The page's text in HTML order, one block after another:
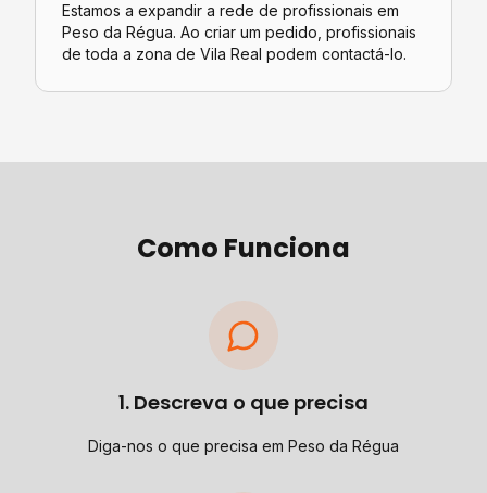
Estamos a expandir a rede de profissionais em
Peso da Régua. Ao criar um pedido, profissionais
de toda a zona de Vila Real podem contactá-lo.
Como Funciona
1. Descreva o que precisa
Diga-nos o que precisa em Peso da Régua